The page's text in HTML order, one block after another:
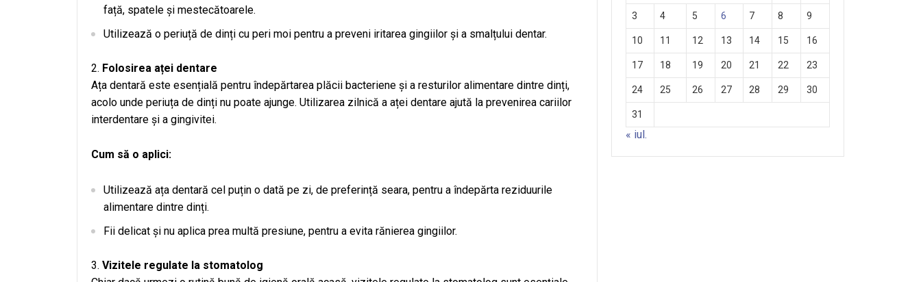
față, spatele și mestecătoarele.
Utilizează o periuță de dinți cu peri moi pentru a preveni iritarea gingiilor și a smalțului dentar.
Folosirea aței dentare
Ața dentară este esențială pentru îndepărtarea plăcii bacteriene și a resturilor alimentare dintre dinți,
acolo unde periuța de dinți nu poate ajunge. Utilizarea zilnică a aței dentare ajută la prevenirea cariilor
interdentare și a gingivitei.
Cum să o aplici:
Utilizează ața dentară cel puțin o dată pe zi, de preferință seara, pentru a îndepărta reziduurile
alimentare dintre dinți.
Fii delicat și nu aplica prea multă presiune, pentru a evita rănierea gingiilor.
Vizitele regulate la stomatolog
3 4 5 6 7 8 9
10 11 12 13 14 15 16
17 18 19 20 21 22 23
24 25 26 27 28 29 30
31
« iul.